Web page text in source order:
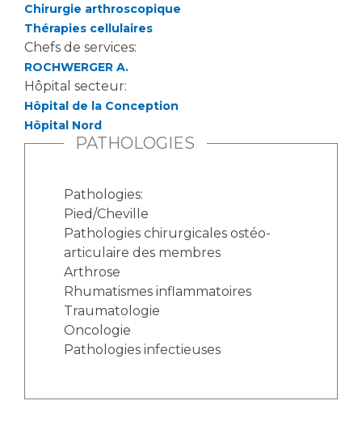
Chirurgie arthroscopique
Thérapies cellulaires
Chefs de services:
ROCHWERGER A.
Hôpital secteur:
Hôpital de la Conception
Hôpital Nord
PATHOLOGIES
Pathologies:
Pied/Cheville
Pathologies chirurgicales ostéo-
articulaire des membres
Arthrose
Rhumatismes inflammatoires
Traumatologie
Oncologie
Pathologies infectieuses